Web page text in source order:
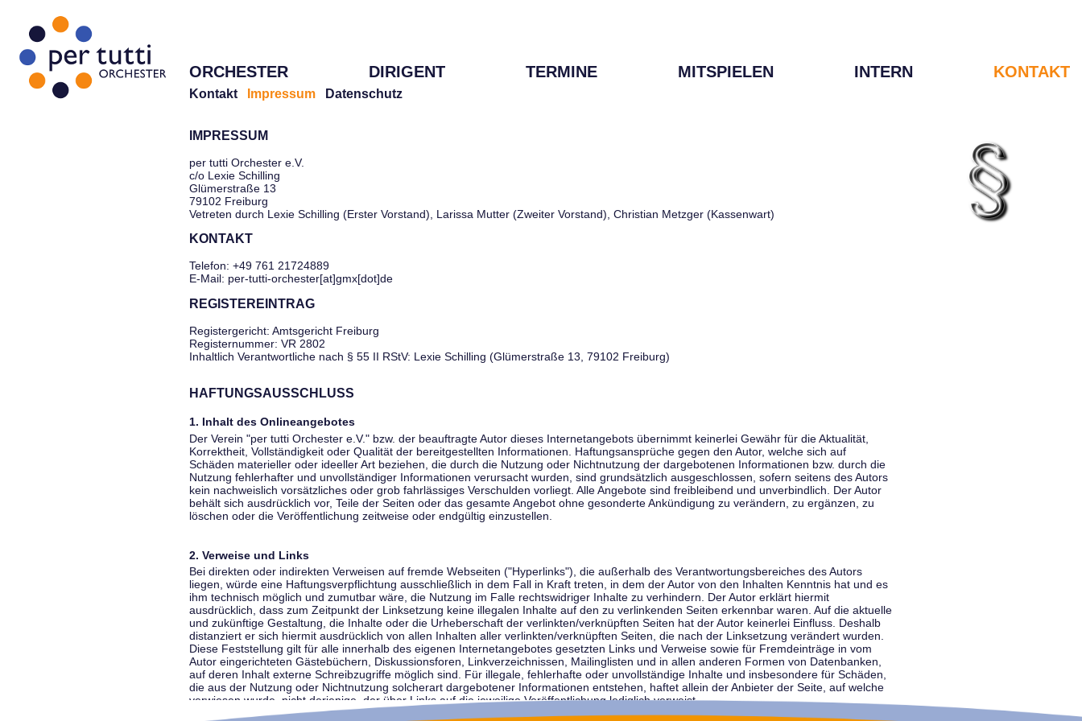
ORCHESTER DIRIGENT TERMINE MITSPIELEN INTERN KONTAKT
Kontakt Impressum Datenschutz
IMPRESSUM
per tutti Orchester e.V.
c/o Lexie Schilling
Glümerstraße 13
79102 Freiburg
Vetreten durch Lexie Schilling (Erster Vorstand), Larissa Mutter (Zweiter Vorstand), Christian Metzger (Kassenwart)
KONTAKT
Telefon: +49 761 21724889
E-Mail: per-tutti-orchester[at]gmx[dot]de
REGISTEREINTRAG
Registergericht: Amtsgericht Freiburg
Registernummer: VR 2802
Inhaltlich Verantwortliche nach § 55 II RStV: Lexie Schilling (Glümerstraße 13, 79102 Freiburg)
HAFTUNGSAUSSCHLUSS
1. Inhalt des Onlineangebotes
Der Verein "per tutti Orchester e.V." bzw. der beauftragte Autor dieses Internetangebots übernimmt keinerlei Gewähr für die Aktualität,
Korrektheit, Vollständigkeit oder Qualität der bereitgestellten Informationen. Haftungsansprüche gegen den Autor, welche sich auf
Schäden materieller oder ideeller Art beziehen, die durch die Nutzung oder Nichtnutzung der dargebotenen Informationen bzw. durch die
Nutzung fehlerhafter und unvollständiger Informationen verursacht wurden, sind grundsätzlich ausgeschlossen, sofern seitens des Autors
kein nachweislich vorsätzliches oder grob fahrlässiges Verschulden vorliegt. Alle Angebote sind freibleibend und unverbindlich. Der Autor
behält sich ausdrücklich vor, Teile der Seiten oder das gesamte Angebot ohne gesonderte Ankündigung zu verändern, zu ergänzen, zu
löschen oder die Veröffentlichung zeitweise oder endgültig einzustellen.
2. Verweise und Links
Bei direkten oder indirekten Verweisen auf fremde Webseiten ("Hyperlinks"), die außerhalb des Verantwortungsbereiches des Autors
liegen, würde eine Haftungsverpflichtung ausschließlich in dem Fall in Kraft treten, in dem der Autor von den Inhalten Kenntnis hat und es
ihm technisch möglich und zumutbar wäre, die Nutzung im Falle rechtswidriger Inhalte zu verhindern. Der Autor erklärt hiermit
ausdrücklich, dass zum Zeitpunkt der Linksetzung keine illegalen Inhalte auf den zu verlinkenden Seiten erkennbar waren. Auf die aktuelle
und zukünftige Gestaltung, die Inhalte oder die Urheberschaft der verlinkten/verknüpften Seiten hat der Autor keinerlei Einfluss. Deshalb
distanziert er sich hiermit ausdrücklich von allen Inhalten aller verlinkten/verknüpften Seiten, die nach der Linksetzung verändert wurden.
Diese Feststellung gilt für alle innerhalb des eigenen Internetangebotes gesetzten Links und Verweise sowie für Fremdeinträge in vom
Autor eingerichteten Gästebüchern, Diskussionsforen, Linkverzeichnissen, Mailinglisten und in allen anderen Formen von Datenbanken,
auf deren Inhalt externe Schreibzugriffe möglich sind. Für illegale, fehlerhafte oder unvollständige Inhalte und insbesondere für Schäden,
die aus der Nutzung oder Nichtnutzung solcherart dargebotener Informationen entstehen, haftet allein der Anbieter der Seite, auf welche
verwiesen wurde, nicht derjenige, der über Links auf die jeweilige Veröffentlichung lediglich verweist.